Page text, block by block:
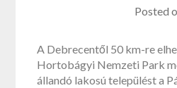
Posted
A Debrecentől 50 km-re
Hortobágyi Nemzeti Park
állandó lakosú települést a